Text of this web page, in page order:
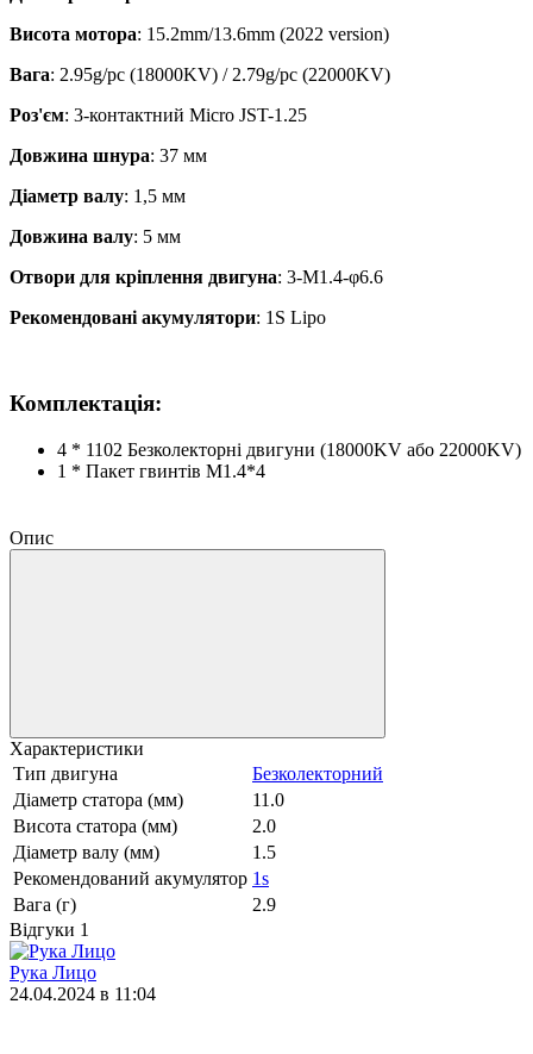
Висота мотора: 15.2mm/13.6mm (2022 version)
Вага: 2.95g/pc (18000KV) / 2.79g/pc (22000KV)
Роз'єм: 3-контактний Micro JST-1.25
Довжина шнура: 37 мм
Діаметр валу: 1,5 мм
Довжина валу: 5 мм
Отвори для кріплення двигуна: 3-M1.4-φ6.6
Рекомендовані акумулятори: 1S Lipo
Комплектація:
4 * 1102 Безколекторні двигуни (18000KV або 22000KV)
1 * Пакет гвинтів M1.4*4
Опис
Характеристики
Тип двигуна
Безколекторний
Діаметр статора (мм)
11.0
Висота статора (мм)
2.0
Діаметр валу (мм)
1.5
Рекомендований акумулятор 1s
Вага (г)
2.9
Відгуки 1
Рука Лицо
24.04.2024 в 11:04